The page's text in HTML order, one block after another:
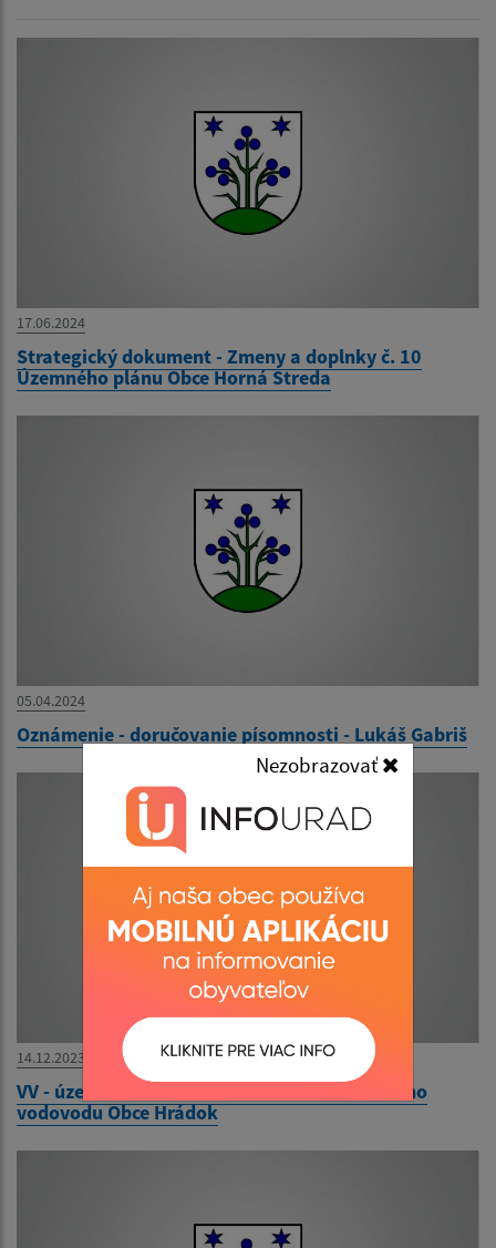
17.06.2024
Strategický dokument - Zmeny a doplnky č. 10
Územného plánu Obce Horná Streda
05.04.2024
Oznámenie - doručovanie písomnosti - Lukáš Gabriš
14.12.2023
VV - územné rozhodnutie - Rozšírenie obecného
vodovodu Obce Hrádok
Nezobrazovať